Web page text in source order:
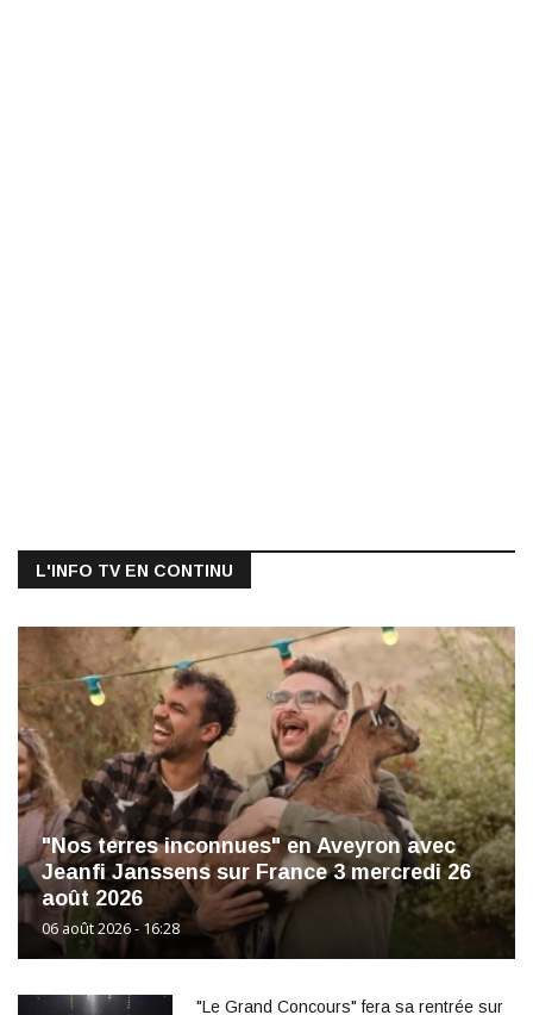
L'INFO TV EN CONTINU
"Nos terres inconnues" en Aveyron avec
Jeanfi Janssens sur France 3 mercredi 26
août 2026
06 août 2026 - 16:28
"Le Grand Concours" fera sa rentrée sur